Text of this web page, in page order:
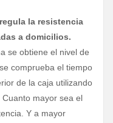
la resistencia
a domicilios.
se obtiene el nivel de
comprueba el tiempo
de la caja utilizando
mayor sea el
Y a mayor